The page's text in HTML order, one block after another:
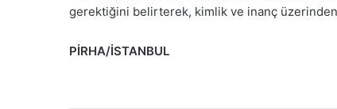
gerektiğini belirterek, kimlik ve inanç
PİRHA/İSTANBUL